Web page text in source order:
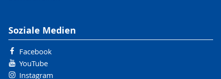
Soziale Medien
Facebook
YouTube
Instagram